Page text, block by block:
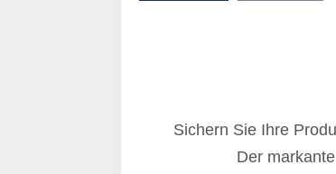
Sichern Sie Ihre
Der